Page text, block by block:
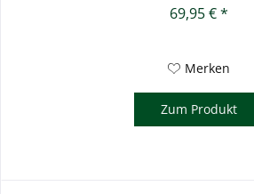
69,95 € *
Merken
Zum Produkt